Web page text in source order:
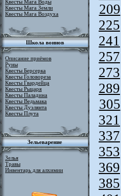
Квесты Мага Воды
Квесты Мага Земли
Квесты Мага Воздуха
Школа воинов
Описание приёмов
Руны
Квесты Берсерка
Квесты Головореза
Квесты Гвардейца
Квесты Рыцаря
Квесты Паладина
Квесты Ведьмака
Квесты Дуэлянта
Квесты Плута
Зельеварение
Зелья
Травы
Инвентарь для алхимии
209
225
241
257
273
289
305
321
337
353
369
385